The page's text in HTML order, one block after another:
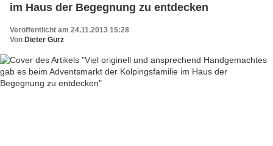
im Haus der Begegnung zu entdecken
Veröffentlicht am 24.11.2013 15:28
Von Dieter Gürz